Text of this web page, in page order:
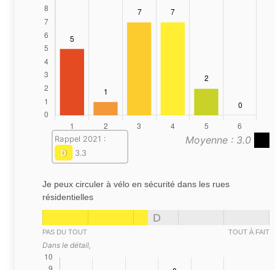
Moyenne : 3.0
Rappel 2021 :
D
3.3
Je peux circuler à vélo en sécurité dans les rues
résidentielles
D
PAS DU TOUT TOUT À FAIT
Dans le détail,